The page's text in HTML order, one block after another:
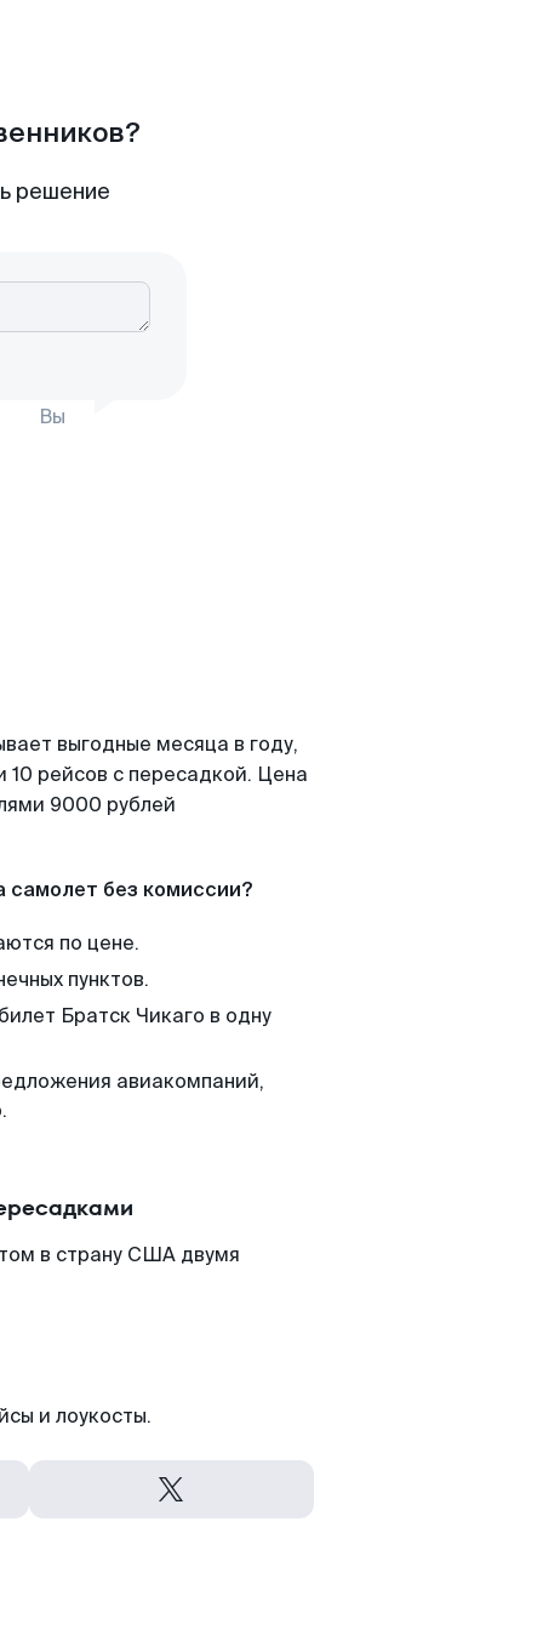
решение
Вы
выгодные месяца в году,
рейсов с пересадкой. Цена
9000 рублей
самолет без комиссии?
по цене.
пунктов.
Братск Чикаго в одну
авиакомпаний,
в страну США двумя
и лоукосты.